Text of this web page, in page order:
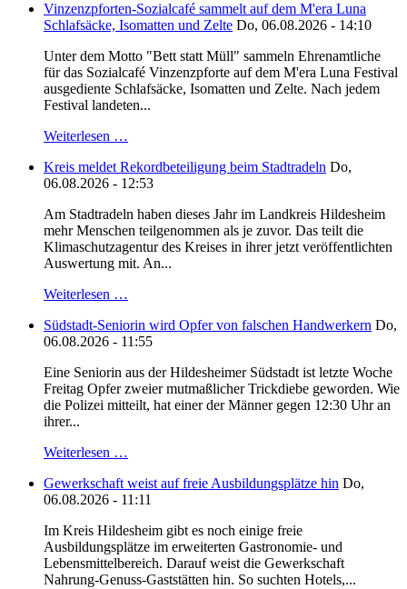
Vinzenzpforten-Sozialcafé sammelt auf dem M'era Luna
Schlafsäcke, Isomatten und Zelte Do, 06.08.2026 - 14:10
Unter dem Motto "Bett statt Müll" sammeln Ehrenamtliche
für das Sozialcafé Vinzenzpforte auf dem M'era Luna Festival
ausgediente Schlafsäcke, Isomatten und Zelte. Nach jedem
Festival landeten...
Weiterlesen …
Kreis meldet Rekordbeteiligung beim Stadtradeln Do,
06.08.2026 - 12:53
Am Stadtradeln haben dieses Jahr im Landkreis Hildesheim
mehr Menschen teilgenommen als je zuvor. Das teilt die
Klimaschutzagentur des Kreises in ihrer jetzt veröffentlichten
Auswertung mit. An...
Weiterlesen …
Südstadt-Seniorin wird Opfer von falschen Handwerkern Do,
06.08.2026 - 11:55
Eine Seniorin aus der Hildesheimer Südstadt ist letzte Woche
Freitag Opfer zweier mutmaßlicher Trickdiebe geworden. Wie
die Polizei mitteilt, hat einer der Männer gegen 12:30 Uhr an
ihrer...
Weiterlesen …
Gewerkschaft weist auf freie Ausbildungsplätze hin Do,
06.08.2026 - 11:11
Im Kreis Hildesheim gibt es noch einige freie
Ausbildungsplätze im erweiterten Gastronomie- und
Lebensmittelbereich. Darauf weist die Gewerkschaft
Nahrung-Genuss-Gaststätten hin. So suchten Hotels,...